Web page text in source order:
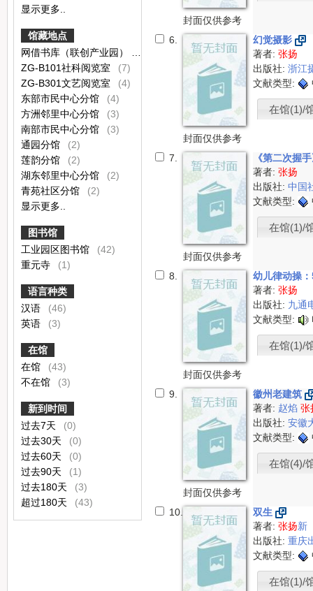
显示更多..
馆藏地点
ZG-B101社科阅览室
(7)
ZG-B301文艺阅览室
(4)
东部市民中心分馆
(4)
方洲邻里中心分馆
(3)
南部市民中心分馆
(3)
通园分馆
(2)
莲韵分馆
(2)
湖东邻里中心分馆
(2)
青苑社区分馆
(2)
显示更多..
图书馆
工业园区图书馆
(42)
重元寺
(1)
语言种类
汉语
(46)
英语
(3)
在馆
在馆
(43)
不在馆
(3)
新到时间
过去7天
(0)
过去30天
(0)
过去60天
(0)
过去90天
(1)
过去180天
(3)
超过180天
(43)
封面仅供参考
6.
封面仅供参考
幻觉摄影
著者:张扬
出版社:浙江
文献类型:
在馆(1)/
7.
封面仅供参考
《第二次握
著者:张扬
出版社:中国
文献类型:
在馆(1)/
8.
封面仅供参考
幼儿律动操
著者:张扬
出版社: 九通
文献类型:
在馆(1)/
9.
封面仅供参考
徽州老建筑
著者: 赵焰张
出版社:安徽
文献类型:
在馆(4)/
10.
双生
著者:张扬新
出版社:重庆
文献类型:
在馆(1)/